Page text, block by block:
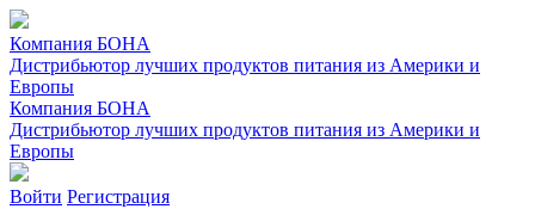
Компания БОНА
Дистрибьютор лучших продуктов питания из Америки и
Европы
Компания БОНА
Дистрибьютор лучших продуктов питания из Америки и
Европы
Войти Регистрация